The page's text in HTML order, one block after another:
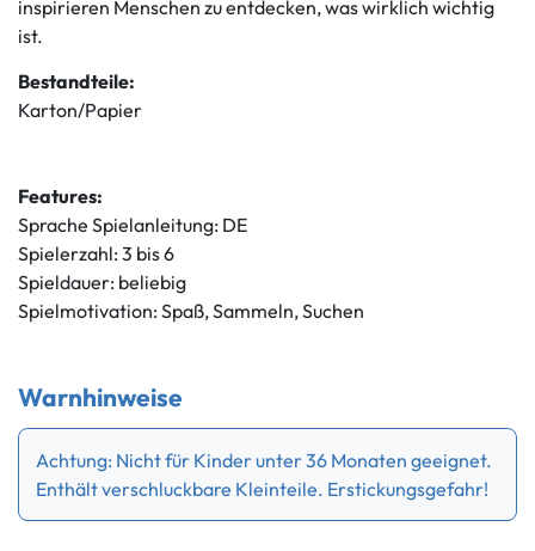
inspirieren Menschen zu entdecken, was wirklich wichtig
ist.
Bestandteile:
Karton/Papier
Features:
Sprache Spielanleitung: DE
Spielerzahl: 3 bis 6
Spieldauer: beliebig
Spielmotivation: Spaß, Sammeln, Suchen
Warnhinweise
Achtung: Nicht für Kinder unter 36 Monaten geeignet.
Enthält verschluckbare Kleinteile. Erstickungsgefahr!